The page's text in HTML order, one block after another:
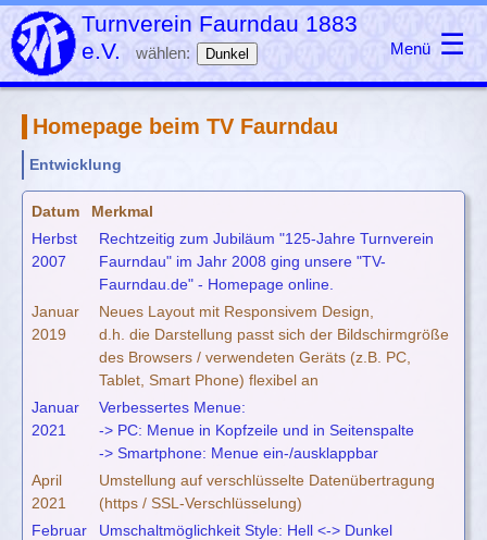
Menü ☰
Turnverein Faurndau 1883
e.V.
wählen: Dunkel
Homepage beim TV Faurndau
Entwicklung
Datum
Merkmal
Herbst
2007
Rechtzeitig zum Jubiläum "125-Jahre Turnverein
Faurndau" im Jahr 2008 ging unsere "TV-
Faurndau.de" - Homepage online.
Januar
2019
Neues Layout mit Responsivem Design,
d.h. die Darstellung passt sich der Bildschirmgröße
des Browsers / verwendeten Geräts (z.B. PC,
Tablet, Smart Phone) flexibel an
Januar
2021
Verbessertes Menue:
-> PC: Menue in Kopfzeile und in Seitenspalte
-> Smartphone: Menue ein-/ausklappbar
April
2021
Umstellung auf verschlüsselte Datenübertragung
(https / SSL-Verschlüsselung)
Februar
Umschaltmöglichkeit Style: Hell <-> Dunkel